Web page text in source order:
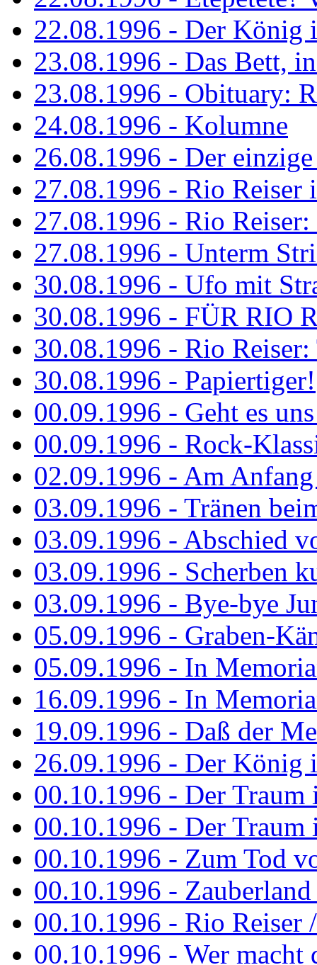
22.08.1996 - Der König
23.08.1996 - Das Bett,
23.08.1996 - Obituary:
24.08.1996 - Kolumne
26.08.1996 - Der
27.08.1996 - Rio Reiser
27.08.1996 - Rio
27.08.1996 - Unterm
30.08.1996 - Ufo mit
30.08.1996 - FÜR RIO
30.08.1996 - Rio
30.08.1996 - Papiertiger!
00.09.1996 - Geht es
00.09.1996 - Rock-
02.09.1996 - Am
03.09.1996 - Tränen
03.09.1996 - Abschied
03.09.1996 - Scherben
03.09.1996 - Bye-bye
05.09.1996 - Graben-
05.09.1996 - In
16.09.1996 - In
19.09.1996 - Daß der
26.09.1996 - Der König
00.10.1996 - Der Traum
00.10.1996 - Der Traum
00.10.1996 - Zum Tod
00.10.1996 -
00.10.1996 - Rio Reiser
00.10.1996 - Wer macht